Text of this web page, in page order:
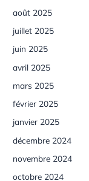
août 2025
juillet 2025
juin 2025
avril 2025
mars 2025
février 2025
janvier 2025
décembre 2024
novembre 2024
octobre 2024